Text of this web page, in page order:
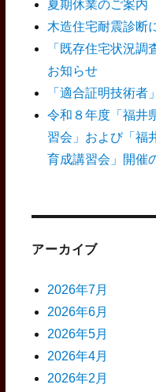
夏期休業のご案内
木造住宅耐震診断
「既存住宅状況
お知らせ
「適合証明技術者
令和８年度「福井
習会」および「福
育成講習会」開催
アーカイブ
2026年7月
2026年6月
2026年5月
2026年4月
2026年2月